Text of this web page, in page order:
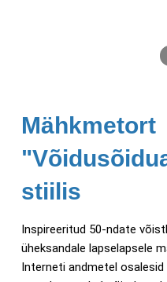
Mähkmetort
stiilis
Inspireeritud 50-ndate
üheksandale lapselapsele
Interneti andmetel